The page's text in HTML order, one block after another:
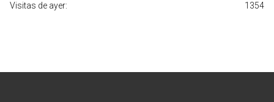
1354
Visitas de ayer: